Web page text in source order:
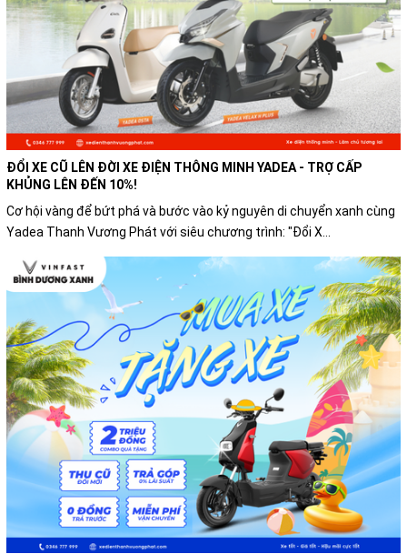
ĐỔI XE CŨ LÊN ĐỜI XE ĐIỆN THÔNG MINH YADEA - TRỢ CẤP
KHỦNG LÊN ĐẾN 10%!
Cơ hội vàng để bứt phá và bước vào kỷ nguyên di chuyển xanh cùng
Yadea Thanh Vương Phát với siêu chương trình: "Đổi X...